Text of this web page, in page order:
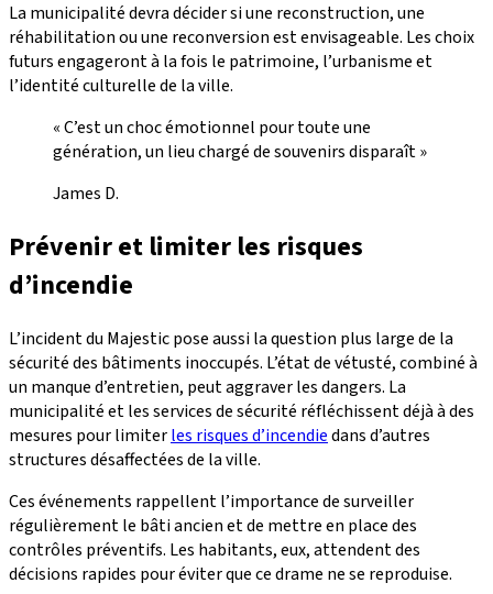
La municipalité devra décider si une reconstruction, une
réhabilitation ou une reconversion est envisageable. Les choix
futurs engageront à la fois le patrimoine, l’urbanisme et
l’identité culturelle de la ville.
« C’est un choc émotionnel pour toute une
génération, un lieu chargé de souvenirs disparaît »
James D.
Prévenir et limiter les risques
d’incendie
L’incident du Majestic pose aussi la question plus large de la
sécurité des bâtiments inoccupés. L’état de vétusté, combiné à
un manque d’entretien, peut aggraver les dangers. La
municipalité et les services de sécurité réfléchissent déjà à des
mesures pour limiterles risques d’incendiedans d’autres
structures désaffectées de la ville.
Ces événements rappellent l’importance de surveiller
régulièrement le bâti ancien et de mettre en place des
contrôles préventifs. Les habitants, eux, attendent des
décisions rapides pour éviter que ce drame ne se reproduise.